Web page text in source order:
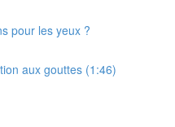
pour les yeux ?
aux gouttes (1:46)